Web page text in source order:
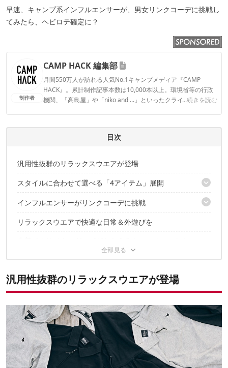
早速、キャンプ系インフルエンサーが、男女リンクコーデに挑戦し
てみたら、ヘビロテ確定に？
制作者
CAMP HACK 編集部
月間550万人が訪れる人気No.1キャンプメディア『CAMP
HACK』。累計制作記事本数は10,000本以上。環境省等の行政
機関、「髙島屋」や「niko and ...」といったクライアントとの
...続きを読む
CAMP HACK 編集部のプロフィール
目次
汎用性抜群のリラックスウエアが登場
スタイルに合わせて選べる「4アイテム」展開
極シンプルな「ワンポイントロゴ」を配置
着心地と環境に配慮した「快適素材」も要注目
インフルエンサーがリンクコーデに挑戦
日常使いのワンマイルウエアに最適！
もちろんアウトドアシーンでも大活躍？
ネルシャツやフリースのアイテムとも相性抜群！
リラックスウエアで快適な日常＆外遊びを
汎用性抜群のリラックスウエアが登場